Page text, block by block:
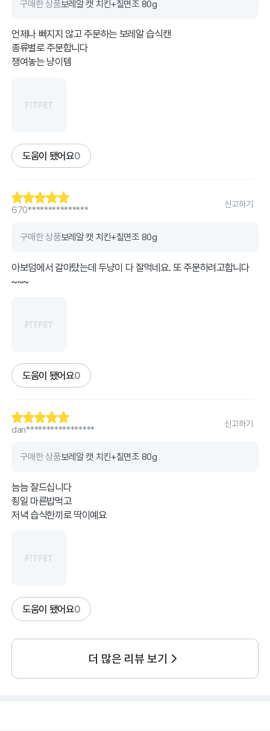
구매한 상품보레알 캣 치킨+칠면조 80g
언제나 빠지지 않고 주문하는 보레알 습식캔
종류별로 주문합니다
쟁여놓는 냥이템
도움이 됐어요0
670***************
신고하기
구매한 상품보레알 캣 치킨+칠면조 80g
아보덤에서 갈아탔는데 두냥이 다 잘먹네요. 또 주문하려고합니다
~~~
도움이 됐어요0
dan*****************
신고하기
구매한 상품보레알 캣 치킨+칠면조 80g
늠늠 잘드십니다
죙일 마른밥먹고
저녁 습식한끼로 딱이예요
도움이 됐어요0
더 많은 리뷰 보기